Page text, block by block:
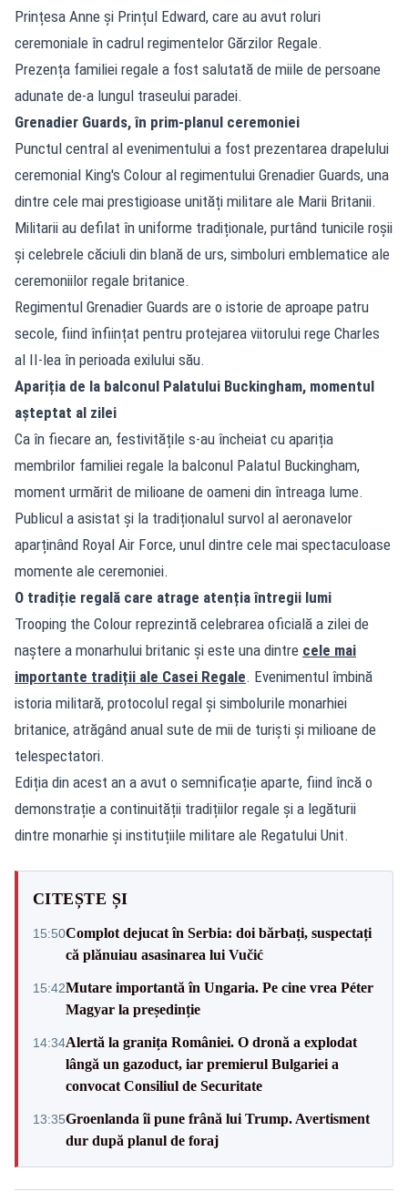
Prințesa Anne și Prințul Edward, care au avut roluri
ceremoniale în cadrul regimentelor Gărzilor Regale.
Prezența familiei regale a fost salutată de miile de persoane
adunate de-a lungul traseului paradei.
Grenadier Guards, în prim-planul ceremoniei
Punctul central al evenimentului a fost prezentarea drapelului
ceremonial King's Colour al regimentului Grenadier Guards, una
dintre cele mai prestigioase unități militare ale Marii Britanii.
Militarii au defilat în uniforme tradiționale, purtând tunicile roșii
și celebrele căciuli din blană de urs, simboluri emblematice ale
ceremoniilor regale britanice.
Regimentul Grenadier Guards are o istorie de aproape patru
secole, fiind înființat pentru protejarea viitorului rege Charles
al II-lea în perioada exilului său.
Apariția de la balconul Palatului Buckingham, momentul
așteptat al zilei
Ca în fiecare an, festivitățile s-au încheiat cu apariția
membrilor familiei regale la balconul Palatul Buckingham,
moment urmărit de milioane de oameni din întreaga lume.
Publicul a asistat și la tradiționalul survol al aeronavelor
aparținând Royal Air Force, unul dintre cele mai spectaculoase
momente ale ceremoniei.
O tradiție regală care atrage atenția întregii lumi
Trooping the Colour reprezintă celebrarea oficială a zilei de
naștere a monarhului britanic și este una dintre cele mai
importante tradiții ale Casei Regale. Evenimentul îmbină
istoria militară, protocolul regal și simbolurile monarhiei
britanice, atrăgând anual sute de mii de turiști și milioane de
telespectatori.
Ediția din acest an a avut o semnificație aparte, fiind încă o
demonstrație a continuității tradițiilor regale și a legăturii
dintre monarhie și instituțiile militare ale Regatului Unit.
CITEȘTE ȘI
15:50Complot dejucat în Serbia: doi bărbați, suspectați
că plănuiau asasinarea lui Vučić
15:42Mutare importantă în Ungaria. Pe cine vrea Péter
Magyar la președinție
14:34Alertă la granița României. O dronă a explodat
lângă un gazoduct, iar premierul Bulgariei a
convocat Consiliul de Securitate
13:35Groenlanda îi pune frână lui Trump. Avertisment
dur după planul de foraj